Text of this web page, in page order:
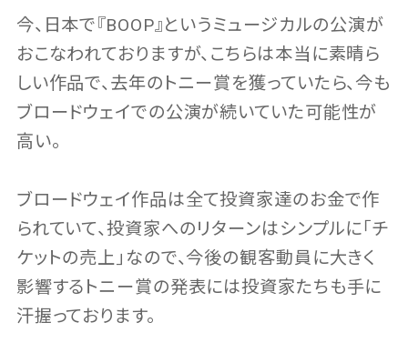
今、日本で『BOOP』というミュージカルの公演が
おこなわれておりますが、こちらは本当に素晴ら
しい作品で、去年のトニー賞を獲っていたら、今も
ブロードウェイでの公演が続いていた可能性が
高い。
ブロードウェイ作品は全て投資家達のお金で作
られていて、投資家へのリターンはシンプルに｢チ
ケットの売上｣なので、今後の観客動員に大きく
影響するトニー賞の発表には投資家たちも手に
汗握っております。